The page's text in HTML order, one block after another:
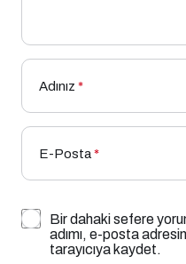
Adınız *
E-Posta*
Bir dahaki sefere
adımı, e-posta
tarayıcıya kaydet.